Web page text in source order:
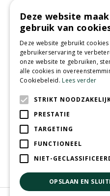
Wij
Tuincentrum
Speelparadijs
Woonwinkel
Deze website
gebruik van
Deze website gebruikt
gebruikerservaring te
onze website te gebruiken,
alle cookies in
Cookiebeleid.Lees verder
STRIKT
PRESTATIE
TARGETING
FUNCTIONEEL
NIET-
OPSLAAN EN